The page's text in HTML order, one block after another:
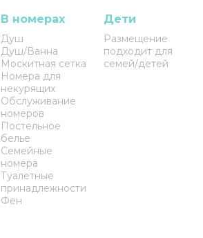
В номерах
Душ
Душ/Ванна
Москитная сетка
Номера для
некурящих
Обслуживание
номеров
Постельное
белье
Семейные
номера
Туалетные
принадлежности
Фен
Дети
Размещение
подходит для
семей/детей